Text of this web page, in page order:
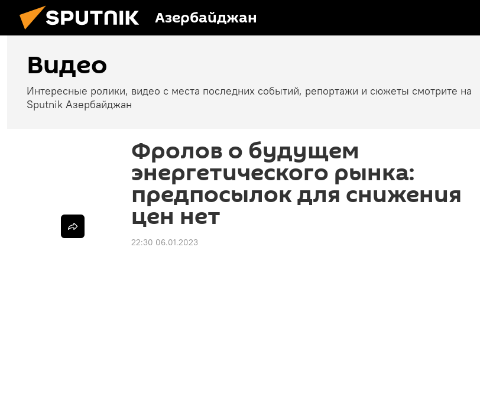
Азербайджан
Видео
Интересные ролики, видео с места последних событий, репортажи и сюжеты смотрите на
Sputnik Азербайджан
Фролов о будущем
энергетического рынка:
предпосылок для снижения
цен нет
22:30 06.01.2023